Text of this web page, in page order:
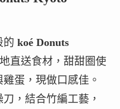
的 koé Donuts
直送食材，甜甜圈使
蛋，現做口感佳。
，結合竹編工藝，